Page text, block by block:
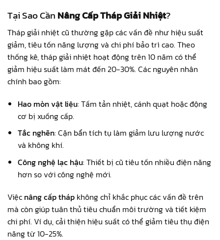
Tại Sao Cần Nâng Cấp Tháp Giải Nhiệt?
Tháp giải nhiệt cũ thường gặp các vấn đề như hiệu suất
giảm, tiêu tốn năng lượng và chi phí bảo trì cao. Theo
thống kê, tháp giải nhiệt hoạt động trên 10 năm có thể
giảm hiệu suất làm mát đến 20-30%. Các nguyên nhân
chính bao gồm:
Hao mòn vật liệu: Tấm tản nhiệt, cánh quạt hoặc động
cơ bị xuống cấp.
Tắc nghẽn: Cặn bẩn tích tụ làm giảm lưu lượng nước
và không khí.
Công nghệ lạc hậu: Thiết bị cũ tiêu tốn nhiều điện năng
hơn so với công nghệ mới.
Việc nâng cấp tháp không chỉ khắc phục các vấn đề trên
mà còn giúp tuân thủ tiêu chuẩn môi trường và tiết kiệm
chi phí. Ví dụ, cải thiện hiệu suất có thể giảm tiêu thụ điện
năng từ 10-25%.